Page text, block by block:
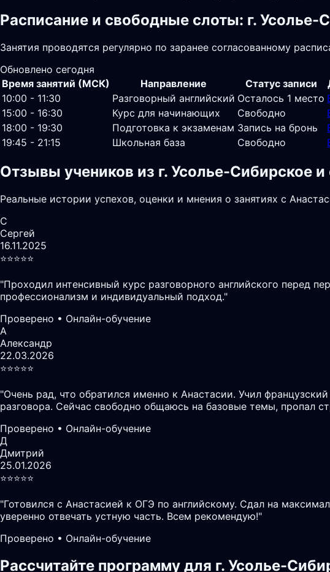
Расписание и свободные слоты: г. Усолье-
Занятия проводятся регулярно по заранее согласованному
Обновлено сегодня
Время занятий (МСК)
Направление Статус записи
10:00 - 11:30
Разговорный английский Осталось 1 место
15:00 - 16:30
Курс для начинающих Свободно
18:00 - 19:30
Подготовка к экзаменам Запись на бронь
19:45 - 21:15
Школьная база Свободно
Отзывы учеников из г. Усолье-Сибирское
Реальные истории успехов, оценки и мнения о занятиях с
С
Сергей
16.11.2025
⭐️⭐️⭐️⭐️⭐️
"Проходил интенсивный курс разговорного английского перед
профессионализм и индивидуальный подход."
Проверено • Онлайн-обучение
А
Александр
22.03.2026
⭐️⭐️⭐️⭐️⭐️
"Очень рад, что обратился именно к Анастасии. Учил
разговора. Сейчас свободно общаюсь на базовые темы, пропал
Проверено • Онлайн-обучение
Д
Дмитрий
25.01.2026
⭐️⭐️⭐️⭐️⭐️
"Готовился с Анастасией к ОГЭ по английскому. Сдал на
уверенно отвечать устную часть. Всем рекомендую!"
Проверено • Онлайн-обучение
Рассчитайте программу для г. Усолье-